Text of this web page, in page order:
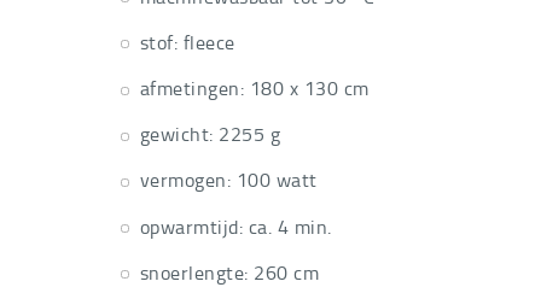
stof: fleece
afmetingen: 180 x 130 cm
gewicht: 2255 g
vermogen: 100 watt
opwarmtijd: ca. 4 min.
snoerlengte: 260 cm